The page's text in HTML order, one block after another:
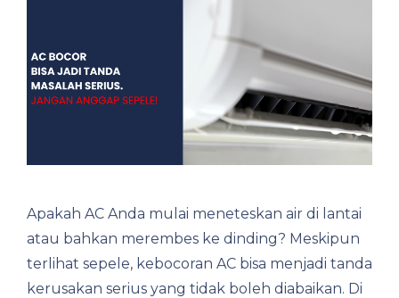
Apakah AC Anda mulai meneteskan air di lantai
atau bahkan merembes ke dinding? Meskipun
terlihat sepele, kebocoran AC bisa menjadi tanda
kerusakan serius yang tidak boleh diabaikan. Di